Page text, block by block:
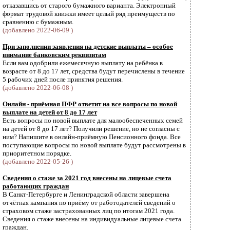
отказавшись от старого бумажного варианта. Электронный
формат трудовой книжки имеет целый ряд преимуществ по
сравнению с бумажным.
(добавлено 2022-06-09 )
При заполнении заявления на детские выплаты – особое
внимание банковским реквизитам
Если вам одобрили ежемесячную выплату на ребёнка в
возрасте от 8 до 17 лет, средства будут перечислены в течение
5 рабочих дней после принятия решения.
(добавлено 2022-06-08 )
Онлайн - приёмная ПФР ответит на все вопросы по новой
выплате на детей от 8 до 17 лет
Есть вопросы по новой выплате для малообеспеченных семей
на детей от 8 до 17 лет? Получили решение, но не согласны с
ним? Напишите в онлайн-приёмную Пенсионного фонда. Все
поступающие вопросы по новой выплате будут рассмотрены в
приоритетном порядке.
(добавлено 2022-05-26 )
Сведения о стаже за 2021 год внесены на лицевые счета
работающих граждан
В Санкт-Петербурге и Ленинградской области завершена
отчётная кампания по приёму от работодателей сведений о
страховом стаже застрахованных лиц по итогам 2021 года.
Cведения о стаже внесены на индивидуальные лицевые счета
граждан.